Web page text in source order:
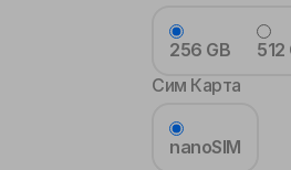
256 GB 512
Сим Карта
nanoSIM